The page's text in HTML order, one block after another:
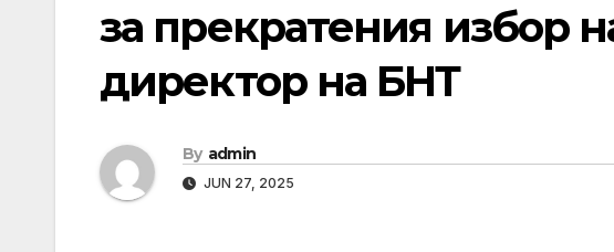
за прекратения избор
директор на БНТ
By admin
JUN 27, 2025